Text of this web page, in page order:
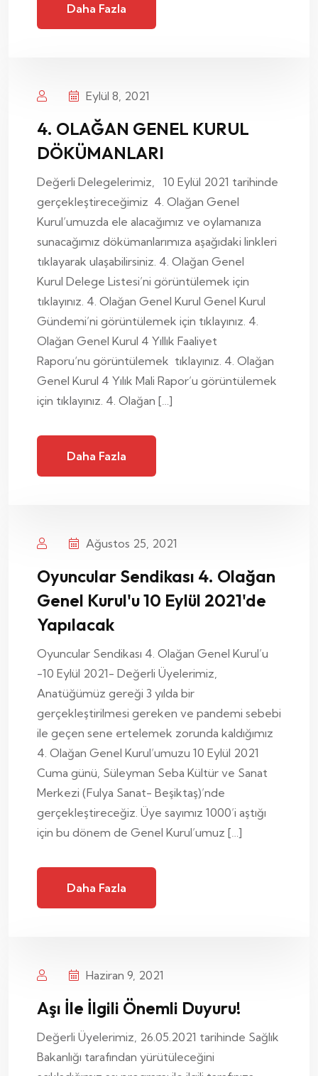
Daha Fazla
Eylül 8, 2021
4. OLAĞAN GENEL KURUL
DÖKÜMANLARI
Değerli Delegelerimiz, 10 Eylül 2021 tarihinde
gerçekleştireceğimiz 4. Olağan Genel
Kurul’umuzda ele alacağımız ve oylamanıza
sunacağımız dökümanlarımıza aşağıdaki linkleri
tıklayarak ulaşabilirsiniz. 4. Olağan Genel
Kurul Delege Listesi’ni görüntülemek için
tıklayınız. 4. Olağan Genel Kurul Genel Kurul
Gündemi’ni görüntülemek için tıklayınız. 4.
Olağan Genel Kurul 4 Yıllık Faaliyet
Raporu‘nu görüntülemek tıklayınız. 4. Olağan
Genel Kurul 4 Yılık Mali Rapor’u görüntülemek
için tıklayınız. 4. Olağan […]
Daha Fazla
Ağustos 25, 2021
Oyuncular Sendikası 4. Olağan
Genel Kurul'u 10 Eylül 2021'de
Yapılacak
Oyuncular Sendikası 4. Olağan Genel Kurul’u
-10 Eylül 2021- Değerli Üyelerimiz,
Anatüğümüz gereği 3 yılda bir
gerçekleştirilmesi gereken ve pandemi sebebi
ile geçen sene ertelemek zorunda kaldığımız
4. Olağan Genel Kurul’umuzu 10 Eylül 2021
Cuma günü, Süleyman Seba Kültür ve Sanat
Merkezi (Fulya Sanat- Beşiktaş)’nde
gerçekleştireceğiz. Üye sayımız 1000’i aştığı
için bu dönem de Genel Kurul’umuz […]
Daha Fazla
Haziran 9, 2021
Aşı İle İlgili Önemli Duyuru!
Değerli Üyelerimiz, 26.05.2021 tarihinde Sağlık
Bakanlığı tarafından yürütüleceğini